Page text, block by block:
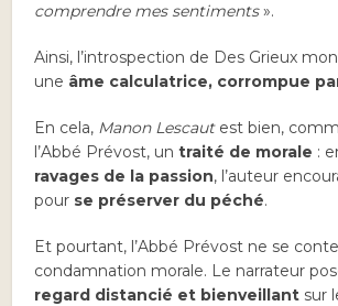
comprendre mes sentiments».
Ainsi, l’introspection de Des Grieux
une âme calculatrice, corrompue
En cela, Manon Lescautest bien,
l’Abbé Prévost, untraité de morale :
ravages de la passion, l’auteur
pour se préserver du péché.
Et pourtant, l’Abbé Prévost ne se
condamnation morale. Le narrateur
regard distancié et bienveillant sur